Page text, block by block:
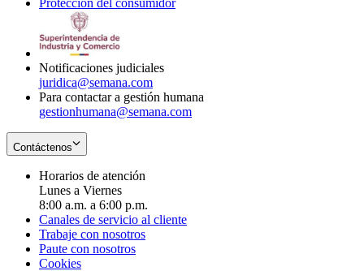
window
newin
Protección del consumidorOpens
Notificaciones judiciales
juridica@semana.com
Para contactar a gestión humana
gestionhumana@semana.com
Contáctenos
Horarios de atención
Lunes a Viernes
8:00 a.m. a 6:00 p.m.
Canales de servicio al cliente
Trabaje con nosotros
Paute con nosotros
Cookies